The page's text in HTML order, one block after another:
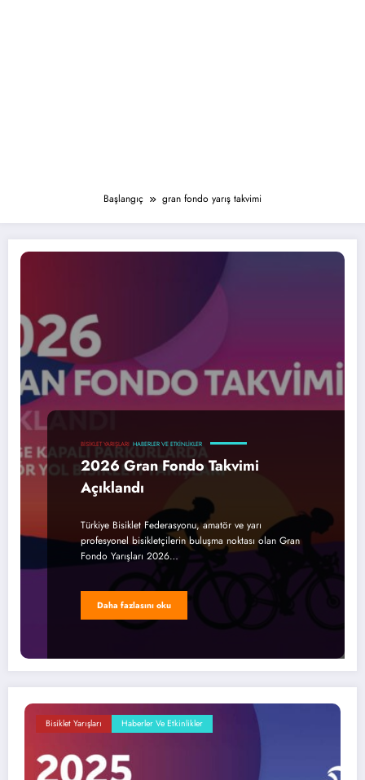
Başlangıç gran fondo yarış takvimi
BISIKLET YARIŞLARI HABERLER VE ETKINLIKLER
2026 Gran Fondo Takvimi
Açıklandı
Türkiye Bisiklet Federasyonu, amatör ve yarı
profesyonel bisikletçilerin buluşma noktası olan Gran
Fondo Yarışları 2026…
Daha fazlasını oku
Bisiklet Yarışları Haberler Ve Etkinlikler